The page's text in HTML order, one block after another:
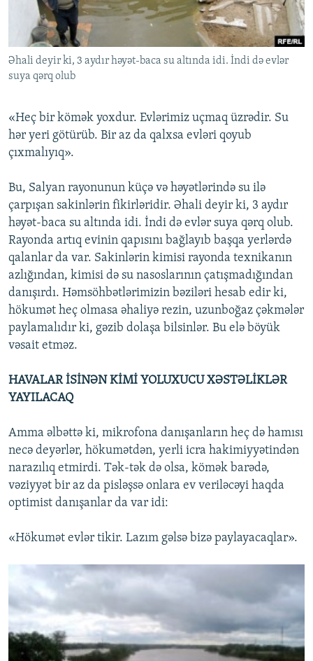
İNFOQRAFIKA
KARIKATURA
AZƏRBAYCAN ƏDƏBIYYATI KITABXANASI
İSLAM VƏ DEMOKRATIYA
İZ - MƏDƏNIYYƏT PROQRAMI
MISSIYAMIZ
PEŞƏ ETIKASI VƏ JURNALISTIKA STANDARTLARIMIZ
MATERIALLARIMIZDAN ISTIFADƏ
BIZIMLƏ ƏLAQƏ
XƏBƏR BÜLLETENLƏRIMIZ
BIZI IZLƏ
Əhali deyir ki, 3 aydır həyət-baca su altında idi. İndi də evlər
suya qərq olub
«Heç bir kömək yoxdur. Evlərimiz uçmaq üzrədir. Su
hər yeri götürüb. Bir az da qalxsa evləri qoyub
çıxmalıyıq».
Bu, Salyan rayonunun küçə və həyətlərində su ilə
çarpışan sakinlərin fikirləridir. Əhali deyir ki, 3 aydır
həyət-baca su altında idi. İndi də evlər suya qərq olub.
Rayonda artıq evinin qapısını bağlayıb başqa yerlərdə
qalanlar da var. Sakinlərin kimisi rayonda texnikanın
azlığından, kimisi də su nasoslarının çatışmadığından
danışırdı. Həmsöhbətlərimizin bəziləri hesab edir ki,
hökumət heç olmasa əhaliyə rezin, uzunboğaz çəkmələr
paylamalıdır ki, gəzib dolaşa bilsinlər. Bu elə böyük
vəsait etməz.
HAVALAR İSİNƏN KİMİ YOLUXUCU XƏSTƏLİKLƏR
YAYILACAQ
Amma əlbəttə ki, mikrofona danışanların heç də hamısı
necə deyərlər, hökumətdən, yerli icra hakimiyyətindən
narazılıq etmirdi. Tək-tək də olsa, kömək barədə,
vəziyyət bir az da pisləşsə onlara ev veriləcəyi haqda
optimist danışanlar da var idi:
«Hökumət evlər tikir. Lazım gəlsə bizə paylayacaqlar».